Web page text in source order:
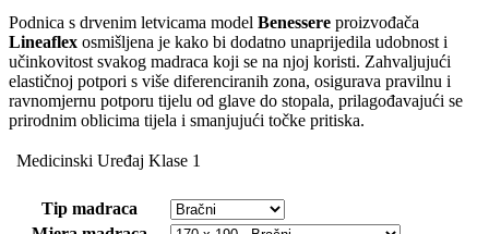
Podnica s drvenim letvicama model Benessere proizvođača
Lineaflex osmišljena je kako bi dodatno unaprijedila udobnost i
učinkovitost svakog madraca koji se na njoj koristi. Zahvaljujući
elastičnoj potpori s više diferenciranih zona, osigurava pravilnu i
ravnomjernu potporu tijelu od glave do stopala, prilagođavajući se
prirodnim oblicima tijela i smanjujući točke pritiska.
Medicinski Uređaj Klase 1
Tip madraca